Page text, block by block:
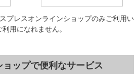
プレスオンラインショップのみご利用い
用になれません。
ョップで便利なサービス